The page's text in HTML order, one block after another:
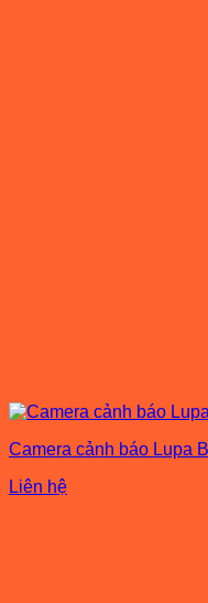
Camera cảnh báo Lupa
Liên hệ